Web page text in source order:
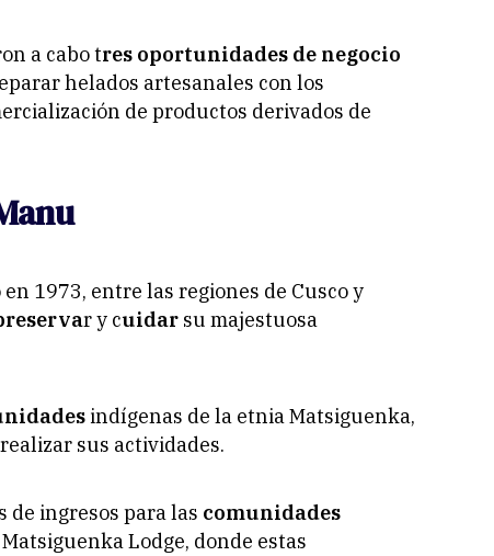
a cabo tres oportunidades de negocio
helados artesanales con los
de productos derivados de
1973, entre las regiones de Cusco y
r y cuidar su majestuosa
indígenas de la etnia Matsiguenka,
sus actividades.
de ingresos para las comunidades
Lodge, donde estas